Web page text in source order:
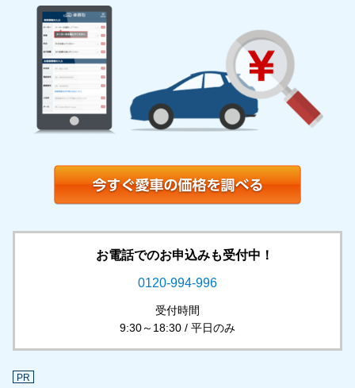
お電話でのお申込みも受付中！
0120-994-996
受付時間
9:30～18:30 / 平日のみ
PR